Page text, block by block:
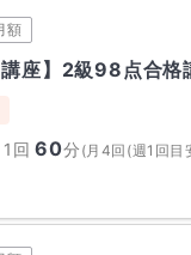
、数学が苦手・自
となる【教科書の
とで、定期テスト
生」の皆様へ
につまずきやすい
内容)が不十分な
部
科学部
•コミュニケーショ
域文化学部
学部
スコース（埼玉）
額
講座】2級98点合
1回 60分 ( 月4回(週1回目